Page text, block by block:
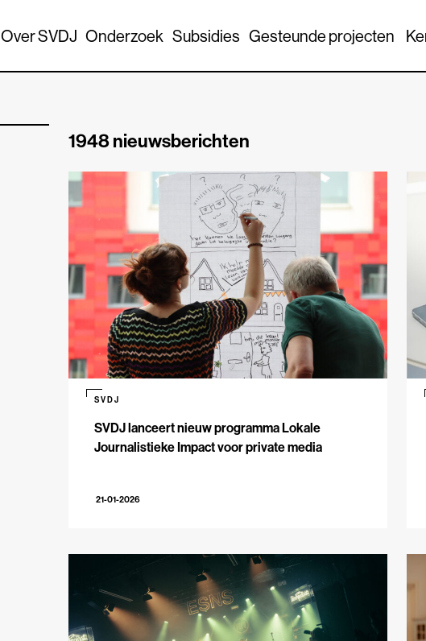
Over SVDJ Onderzoek Subsidies Gesteunde projecten
1948 nieuwsberichten
SVDJ lanceert nieuw programma Lokale
Journalistieke Impact voor private media
SVDJ
21-01-2026